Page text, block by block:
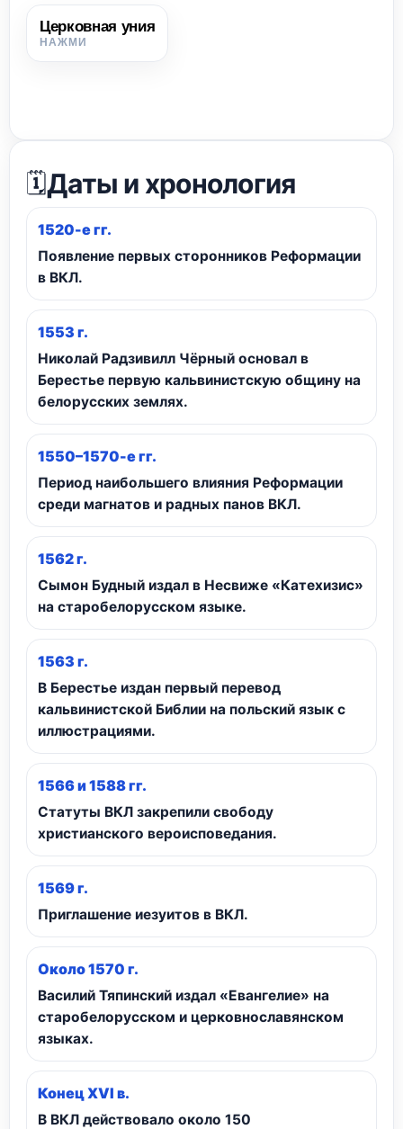
Церковная уния
Объединение церквей на определённых условиях; один из
🗓️Даты и хронология
1520-е гг.
Появление первых сторонников Реформации
в ВКЛ.
1553 г.
Николай Радзивилл Чёрный основал в
Берестье первую кальвинистскую общину на
белорусских землях.
1550–1570-е гг.
Период наибольшего влияния Реформации
среди магнатов и радных панов ВКЛ.
1562 г.
Сымон Будный издал в Несвиже «Катехизис»
на старобелорусском языке.
1563 г.
В Берестье издан первый перевод
кальвинистской Библии на польский язык с
иллюстрациями.
1566 и 1588 гг.
Статуты ВКЛ закрепили свободу
христианского вероисповедания.
1569 г.
Приглашение иезуитов в ВКЛ.
Около 1570 г.
Василий Тяпинский издал «Евангелие» на
старобелорусском и церковнославянском
языках.
Конец XVI в.
В ВКЛ действовало около 150